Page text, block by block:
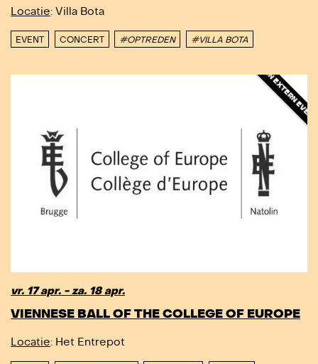
Locatie: Villa Bota
EVENT CONCERT #OPTREDEN #VILLA BOTADIT IS EEN
vr. 17 apr. - za. 18 apr.
VIENNESE BALL OF THE COLLEGE OF EUROPE
Locatie: Het Entrepot